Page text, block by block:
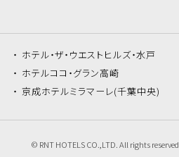
ホテル・ザ・ ウエストヒルズ・水戸
ホテルココ・グラン高崎
京成ホテルミラマーレ(千葉中央)
© RNT HOTELS CO.,LTD. All rights reserved.